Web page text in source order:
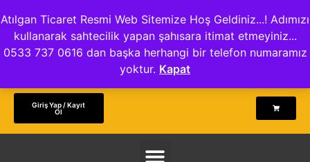
Atılgan Ticaret Resmi Web Sitemize Hoş Geldiniz...! Adımızı
kullanarak sahtecilik yapan şahısara itimat etmeyiniz...
0533 737 0616 dan başka herhangi bir telefon numaramız
yoktur. Kapat
Giriş Yap / Kayıt
Ol